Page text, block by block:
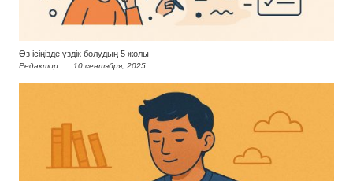
Өз ісіңізде үздік болудың 5 жолы
Редактор 10 сентября, 2025